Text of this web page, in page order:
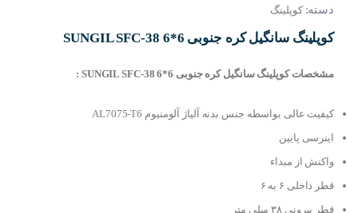
دسته: کوپلینگ
کوپلینگ سانگیل کره جنوبی SUNGIL SFC-38 6*6
مشخصات کوپلینگ سانگیل کره جنوبی SUNGIL SFC-38 6*6 :
کیفیت عالی بواسطه جنس بدنه آلیاژ آلومنیوم AL7075-T6
اینرسی پایین
واکنش از مبداء
قطر داخلی ۶ به ۶
قطر بیرونی ۳۸ میلی متر